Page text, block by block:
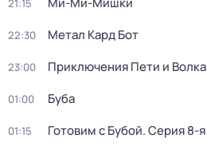
21:15
22:30 Метал Кард Бот
23:00 Приключения Пети и Волка
01:00 Буба
01:15 Готовим с Бубой. Серия 8-я